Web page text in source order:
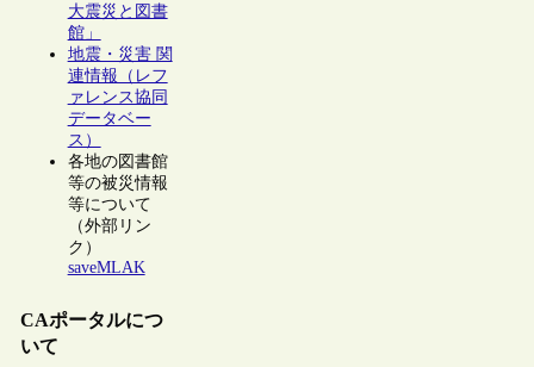
大震災と図書
館」
地震・災害 関
連情報（レフ
ァレンス協同
データベー
ス）
各地の図書館
等の被災情報
等について
（外部リン
ク）
saveMLAK
CAポータルにつ
いて